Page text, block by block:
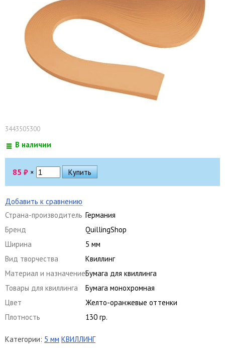
3443505300
В наличии
85 ₽ ×
Добавить к сравнению
Страна-производитель Германия
Бренд
QuillingShop
Ширина
5 мм
Вид творчества
Квиллинг
Материал и назначениеБумага для квиллинга
Товары для квиллинга
Бумага монохромная
Цвет
Желто-оранжевые оттенки
Плотность
130 гр.
Категории: 5 мм КВИЛЛИНГ